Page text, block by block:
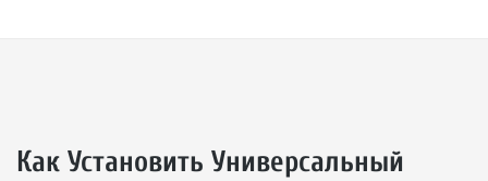
Как Установить Универсальный